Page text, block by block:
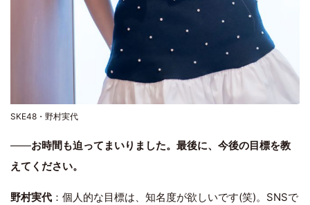
SKE48・野村実代
――お時間も迫ってまいりました。最後に、今後の目標を教
えてください。
野村実代 ：個人的な目標は、知名度が欲しいです(笑)。SNSで